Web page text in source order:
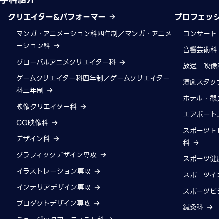
クリエイター&パフォーマー
マンガ・アニメーション科四年制／マンガ・アニメ
ーション科
グローバルアニメクリエイター科
ゲームクリエイター科四年制／ゲームクリエイター
科三年制
映像クリエイター科
CG映像科
デザイン科
グラフィックデザイン専攻
イラストレーション専攻
インテリアデザイン専攻
プロダクトデザイン専攻
プロフェッ
コンサー
音響芸術科
放送・映
演劇スタ
ホテル・
エアポー
スポーツ
科
スポーツ
スポーツ
スポーツ
鍼灸科